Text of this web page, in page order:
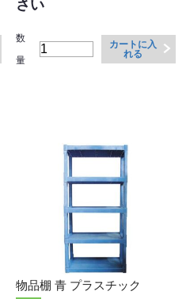
さい
数
量
カートに入
れる
物品棚 青 プラスチック